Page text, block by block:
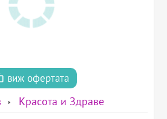
виж офертата
Красота и Здраве